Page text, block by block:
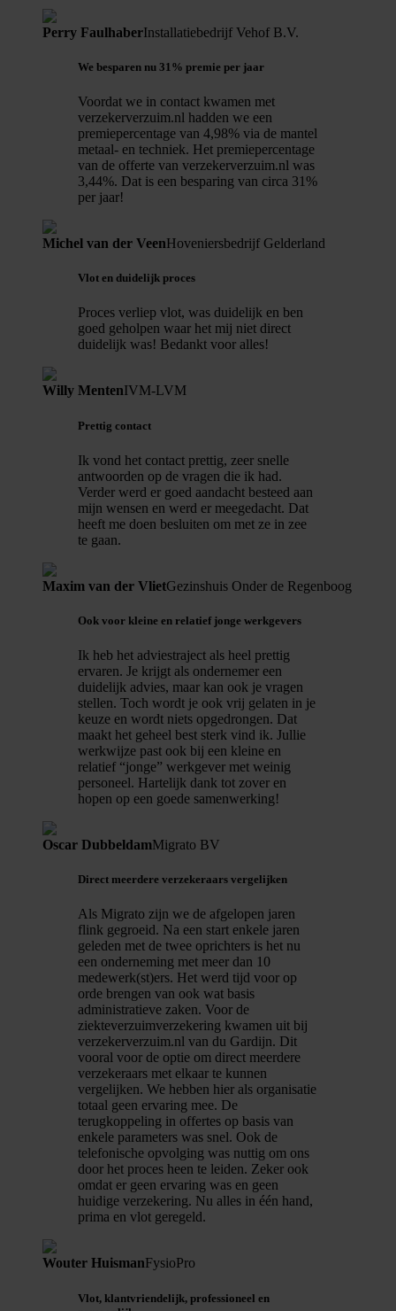
Perry FaulhaberInstallatiebedrijf Vehof B.V.
We besparen nu 31% premie per jaar
Voordat we in contact kwamen met
verzekerverzuim.nl hadden we een
premiepercentage van 4,98% via de mantel
metaal- en techniek. Het premiepercentage
van de offerte van verzekerverzuim.nl was
3,44%. Dat is een besparing van circa 31%
per jaar!
Michel van der VeenHoveniersbedrijf Gelderland
Vlot en duidelijk proces
Proces verliep vlot, was duidelijk en ben
goed geholpen waar het mij niet direct
duidelijk was! Bedankt voor alles!
Willy MentenIVM-LVM
Prettig contact
Ik vond het contact prettig, zeer snelle
antwoorden op de vragen die ik had.
Verder werd er goed aandacht besteed aan
mijn wensen en werd er meegedacht. Dat
heeft me doen besluiten om met ze in zee
te gaan.
Maxim van der VlietGezinshuis Onder de Regenboog
Ook voor kleine en relatief jonge werkgevers
Ik heb het adviestraject als heel prettig
ervaren. Je krijgt als ondernemer een
duidelijk advies, maar kan ook je vragen
stellen. Toch wordt je ook vrij gelaten in je
keuze en wordt niets opgedrongen. Dat
maakt het geheel best sterk vind ik. Jullie
werkwijze past ook bij een kleine en
relatief “jonge” werkgever met weinig
personeel. Hartelijk dank tot zover en
hopen op een goede samenwerking!
Oscar DubbeldamMigrato BV
Direct meerdere verzekeraars vergelijken
Als Migrato zijn we de afgelopen jaren
flink gegroeid. Na een start enkele jaren
geleden met de twee oprichters is het nu
een onderneming met meer dan 10
medewerk(st)ers. Het werd tijd voor op
orde brengen van ook wat basis
administratieve zaken. Voor de
ziekteverzuimverzekering kwamen uit bij
verzekerverzuim.nl van du Gardijn. Dit
vooral voor de optie om direct meerdere
verzekeraars met elkaar te kunnen
vergelijken. We hebben hier als organisatie
totaal geen ervaring mee. De
terugkoppeling in offertes op basis van
enkele parameters was snel. Ook de
telefonische opvolging was nuttig om ons
door het proces heen te leiden. Zeker ook
omdat er geen ervaring was en geen
huidige verzekering. Nu alles in één hand,
prima en vlot geregeld.
Wouter HuismanFysioPro
Vlot, klantvriendelijk, professioneel en